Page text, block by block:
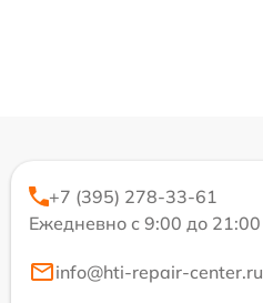
+7 (395) 278-33-61
Ежедневно с 9:00 до 21:00
info@hti-repair-center.ru